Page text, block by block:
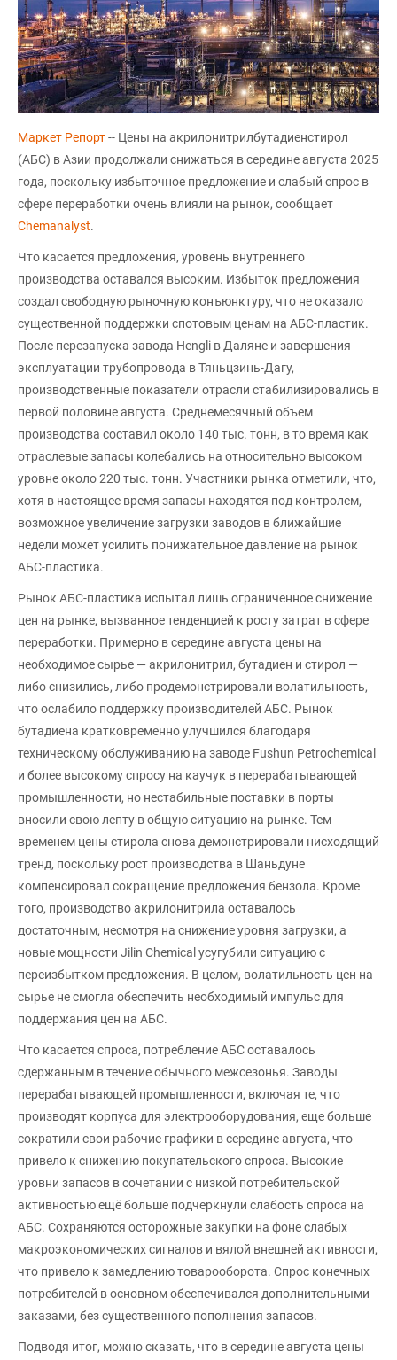
Маркет Репорт-- Цены на акрилонитрилбутадиенстирол
(АБС) в Азии продолжали снижаться в середине августа 2025
года, поскольку избыточное предложение и слабый спрос в
сфере переработки очень влияли на рынок, сообщает
Chemanalyst.
Что касается предложения, уровень внутреннего
производства оставался высоким. Избыток предложения
создал свободную рыночную конъюнктуру, что не оказало
существенной поддержки спотовым ценам на АБС-пластик.
После перезапуска завода Hengli в Даляне и завершения
эксплуатации трубопровода в Тяньцзинь-Дагу,
производственные показатели отрасли стабилизировались в
первой половине августа. Среднемесячный объем
производства составил около 140 тыс. тонн, в то время как
отраслевые запасы колебались на относительно высоком
уровне около 220 тыс. тонн. Участники рынка отметили, что,
хотя в настоящее время запасы находятся под контролем,
возможное увеличение загрузки заводов в ближайшие
недели может усилить понижательное давление на рынок
АБС-пластика.
Рынок АБС-пластика испытал лишь ограниченное снижение
цен на рынке, вызванное тенденцией к росту затрат в сфере
переработки. Примерно в середине августа цены на
необходимое сырье — акрилонитрил, бутадиен и стирол —
либо снизились, либо продемонстрировали волатильность,
что ослабило поддержку производителей АБС. Рынок
бутадиена кратковременно улучшился благодаря
техническому обслуживанию на заводе Fushun Petrochemical
и более высокому спросу на каучук в перерабатывающей
промышленности, но нестабильные поставки в порты
вносили свою лепту в общую ситуацию на рынке. Тем
временем цены стирола снова демонстрировали нисходящий
тренд, поскольку рост производства в Шаньдуне
компенсировал сокращение предложения бензола. Кроме
того, производство акрилонитрила оставалось
достаточным, несмотря на снижение уровня загрузки, а
новые мощности Jilin Chemical усугубили ситуацию с
переизбытком предложения. В целом, волатильность цен на
сырье не смогла обеспечить необходимый импульс для
поддержания цен на АБС.
Что касается спроса, потребление АБС оставалось
сдержанным в течение обычного межсезонья. Заводы
перерабатывающей промышленности, включая те, что
производят корпуса для электрооборудования, еще больше
сократили свои рабочие графики в середине августа, что
привело к снижению покупательского спроса. Высокие
уровни запасов в сочетании с низкой потребительской
активностью ещё больше подчеркнули слабость спроса на
АБС. Сохраняются осторожные закупки на фоне слабых
макроэкономических сигналов и вялой внешней активности,
что привело к замедлению товарооборота. Спрос конечных
потребителей в основном обеспечивался дополнительными
заказами, без существенного пополнения запасов.
Подводя итог, можно сказать, что в середине августа цены